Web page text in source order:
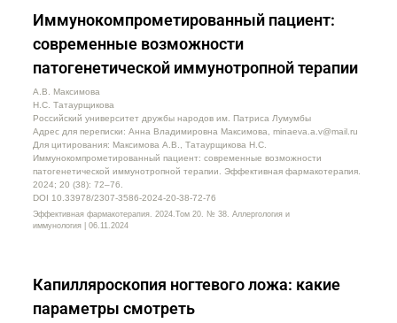
Иммунокомпрометированный пациент:
современные возможности
патогенетической иммунотропной терапии
А.В. Максимова
Н.С. Татаурщикова
Российский университет дружбы народов им. Патриса Лумумбы
Адрес для переписки: Анна Владимировна Максимова, minaeva.a.v@mail.ru
Для цитирования: Максимова А.В., Татаурщикова Н.С.
Иммунокомпрометированный пациент: современные возможности
патогенетической иммунотропной терапии. Эффективная фармакотерапия.
2024; 20 (38): 72–76.
DOI 10.33978/2307-3586-2024-20-38-72-76
Эффективная фармакотерапия. 2024.Том 20. № 38. Аллергология и
иммунология | 06.11.2024
Капилляроскопия ногтевого ложа: какие
параметры смотреть